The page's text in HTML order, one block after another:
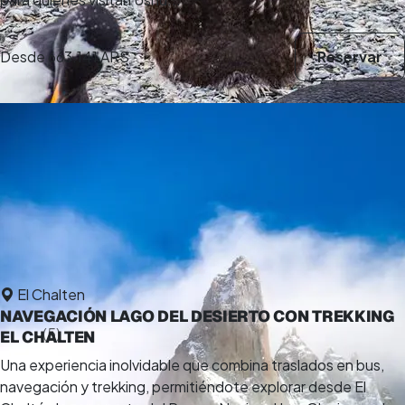
5,0(5)
10 h
Desde663.141 ARS Reservar
El Chalten
NAVEGACIÓN LAGO DEL DESIERTO CON TREKKING
EL CHALTEN
Una experiencia inolvidable que combina traslados en bus,
navegación y trekking, permitiéndote explorar desde El